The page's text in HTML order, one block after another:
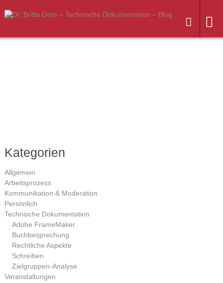
Kategorien
Allgemein
Arbeitsprozess
Kommunikation & Moderation
Persönlich
Technische Dokumentation
Adobe FrameMaker
Buchbesprechung
Rechtliche Aspekte
Schreiben
Zielgruppen-Analyse
Veranstaltungen